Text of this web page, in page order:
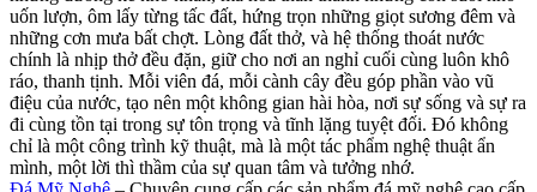
uốn lượn, ôm lấy từng tấc đất, hứng trọn những giọt sương đêm và
những cơn mưa bất chợt. Lòng đất thở, và hệ thống thoát nước
chính là nhịp thở đều đặn, giữ cho nơi an nghỉ cuối cùng luôn khô
ráo, thanh tịnh. Mỗi viên đá, mỗi cành cây đều góp phần vào vũ
điệu của nước, tạo nên một không gian hài hòa, nơi sự sống và sự ra
đi cùng tồn tại trong sự tôn trọng và tĩnh lặng tuyệt đối. Đó không
chỉ là một công trình kỹ thuật, mà là một tác phẩm nghệ thuật ẩn
mình, một lời thì thầm của sự quan tâm và tưởng nhớ.